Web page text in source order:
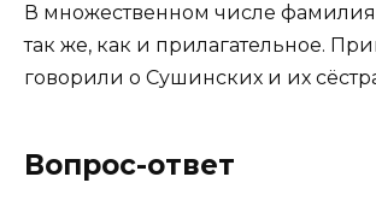
В множественном числе фамилия
так же, как и прилагательное.
говорили о Сушинских и их
Вопрос-ответ